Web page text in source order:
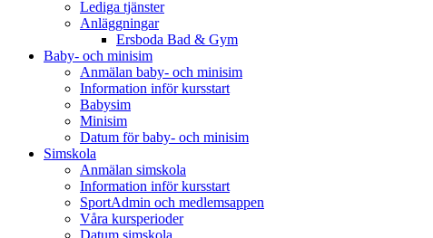
Lediga tjänster
Anläggningar
Ersboda Bad & Gym
Baby- och minisim
Anmälan baby- och minisim
Information inför kursstart
Babysim
Minisim
Datum för baby- och minisim
Simskola
Anmälan simskola
Information inför kursstart
SportAdmin och medlemsappen
Våra kursperioder
Datum simskola